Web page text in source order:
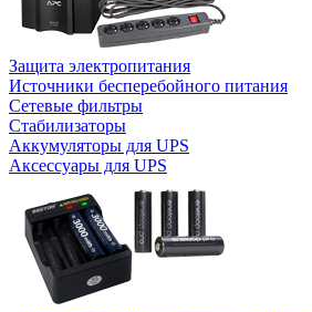
Защита электропитания
Источники бесперебойного питания
Сетевые фильтры
Стабилизаторы
Аккумуляторы для UPS
Аксессуары для UPS